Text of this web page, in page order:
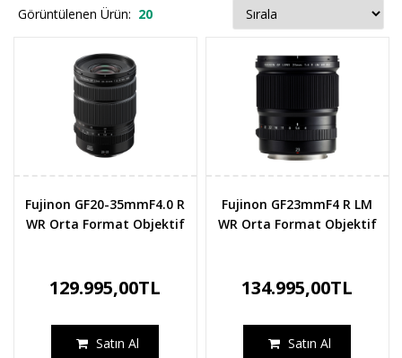
Görüntülenen Ürün: 20
Fujinon GF20-35mmF4.0 R
WR Orta Format Objektif
129.995,00TL
Satın Al
Fujinon GF23mmF4 R LM
WR Orta Format Objektif
134.995,00TL
Satın Al